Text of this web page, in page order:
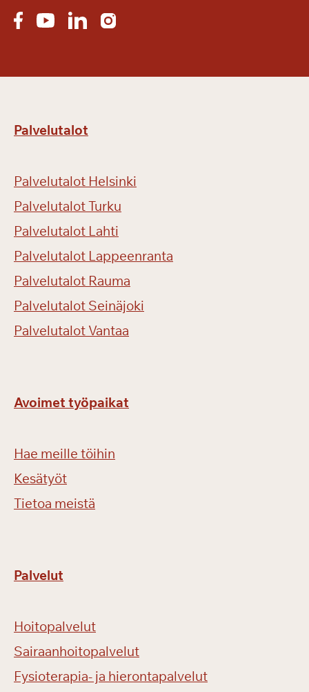
Palvelutalot
Palvelutalot Helsinki
Palvelutalot Turku
Palvelutalot Lahti
Palvelutalot Lappeenranta
Palvelutalot Rauma
Palvelutalot Seinäjoki
Palvelutalot Vantaa
Avoimet työpaikat
Hae meille töihin
Kesätyöt
Tietoa meistä
Palvelut
Hoitopalvelut
Sairaanhoitopalvelut
Fysioterapia- ja hierontapalvelut